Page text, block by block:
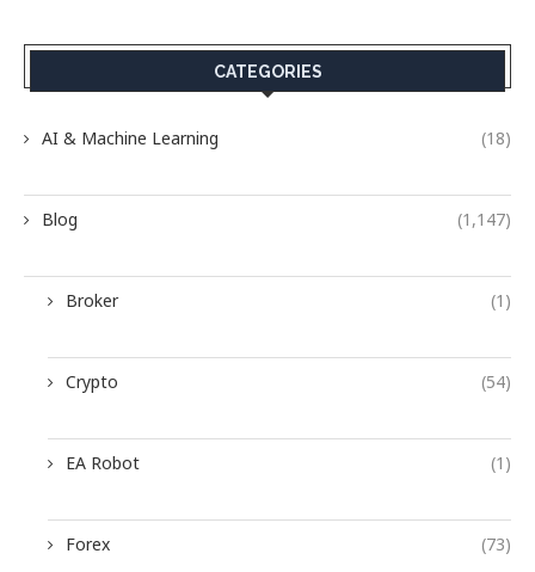
CATEGORIES
AI & Machine Learning (18)
Blog (1,147)
Broker (1)
Crypto (54)
EA Robot (1)
Forex (73)